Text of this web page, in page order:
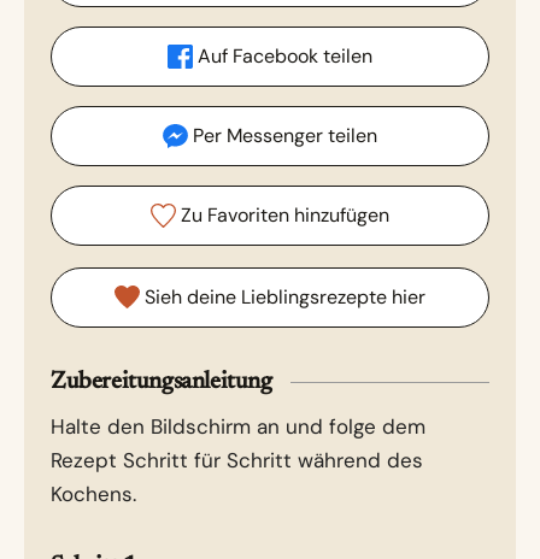
Auf Facebook teilen
Per Messenger teilen
Zu Favoriten hinzufügen
Sieh deine Lieblingsrezepte hier
Zubereitungsanleitung
Halte den Bildschirm an und folge dem
Rezept Schritt für Schritt während des
Kochens.